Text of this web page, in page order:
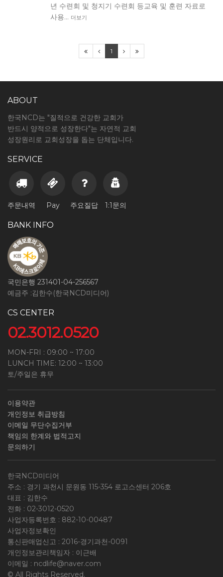
년 수련회 및 청지기 수련회 등교육 및 훈련 자료로
사용… 더보기
1
ABOUT
한국NCD는 "질적으로 건강한 교회가
반드시 양적으로 성장한다"는 자연적 교회
성장원리로 교회성장을 돕는 단체입니다.
SERVICE
주문내역 Pay 주요질답 1:1문의
BANK INFO
국민은행 231401-04-256567
예금주 :김한수(한국NCD미디어)
CS CENTER
02.3012.0520
MON-FRI : 09:00 ~ 17:00
LUNCH TIME: 12:00 ~ 13:00
토/주일은 휴무
이용약관
개인정보 취급방침
이메일 무단수집거부
책임의 한계와 법적고지
문의하기
한국NCD미디어
주소 : 경기 과천시 문원동 115-354 로고스센터 206호
대표 : 김한수
전화 : 02-3012-0520
사업자등록번호 : 882-10-00487
사업자정보확인
통신판매업신고 : 2016-경기과천-0091
개인정보관리책임자 : 이근배
이메일 : ncdlife@naver.com
© All Rights Reserved.